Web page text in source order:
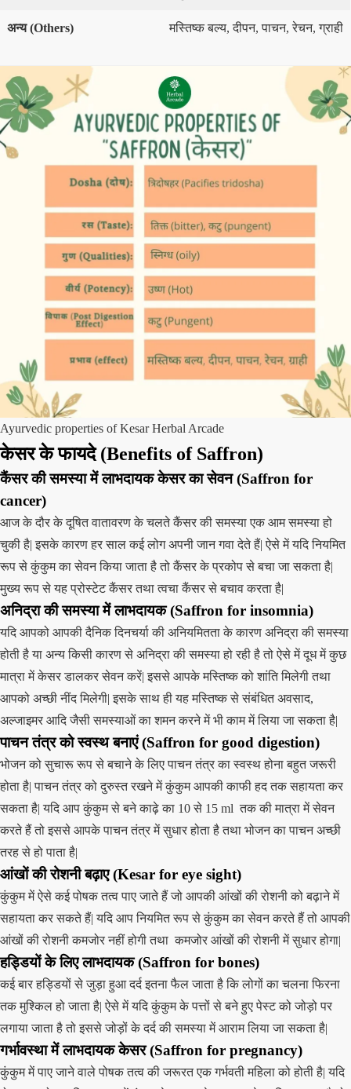
अन्य (Others) मस्तिष्क बल्य, दीपन, पाचन, रेचन, ग्राही
Ayurvedic properties of Kesar Herbal Arcade
केसर के फायदे (Benefits of Saffron)
कैंसर की समस्या में लाभदायक केसर का सेवन (Saffron for
cancer)
आज के दौर के दूषित वातावरण के चलते कैंसर की समस्या एक आम समस्या हो
चुकी है| इसके कारण हर साल कई लोग अपनी जान गवा देते हैं| ऐसे में यदि नियमित
रूप से कुंकुम का सेवन किया जाता है तो कैंसर के प्रकोप से बचा जा सकता है|
मुख्य रूप से यह प्रोस्टेट कैंसर तथा त्वचा कैंसर से बचाव करता है|
अनिद्रा की समस्या में लाभदायक (Saffron for insomnia)
यदि आपको आपकी दैनिक दिनचर्या की अनियमितता के कारण अनिद्रा की समस्या
होती है या अन्य किसी कारण से अनिद्रा की समस्या हो रही है तो ऐसे में दूध में कुछ
मात्रा में केसर डालकर सेवन करें| इससे आपके मस्तिष्क को शांति मिलेगी तथा
आपको अच्छी नींद मिलेगी| इसके साथ ही यह मस्तिष्क से संबंधित अवसाद,
अल्जाइमर आदि जैसी समस्याओं का शमन करने में भी काम में लिया जा सकता है|
पाचन तंत्र को स्वस्थ बनाएं (Saffron for good digestion)
भोजन को सुचारू रूप से बचाने के लिए पाचन तंत्र का स्वस्थ होना बहुत जरूरी
होता है| पाचन तंत्र को दुरुस्त रखने में कुंकुम आपकी काफी हद तक सहायता कर
सकता है| यदि आप कुंकुम से बने काढ़े का 10 से 15 ml तक की मात्रा में सेवन
करते हैं तो इससे आपके पाचन तंत्र में सुधार होता है तथा भोजन का पाचन अच्छी
तरह से हो पाता है|
आंखों की रोशनी बढ़ाए (Kesar for eye sight)
कुंकुम में ऐसे कई पोषक तत्व पाए जाते हैं जो आपकी आंखों की रोशनी को बढ़ाने में
सहायता कर सकते हैं| यदि आप नियमित रूप से कुंकुम का सेवन करते हैं तो आपकी
आंखों की रोशनी कमजोर नहीं होगी तथा कमजोर आंखों की रोशनी में सुधार होगा|
हड्डियों के लिए लाभदायक (Saffron for bones)
कई बार हड्डियों से जुड़ा हुआ दर्द इतना फैल जाता है कि लोगों का चलना फिरना
तक मुश्किल हो जाता है| ऐसे में यदि कुंकुम के पत्तों से बने हुए पेस्ट को जोड़ो पर
लगाया जाता है तो इससे जोड़ों के दर्द की समस्या में आराम लिया जा सकता है|
गर्भावस्था में लाभदायक केसर (Saffron for pregnancy)
कुंकुम में पाए जाने वाले पोषक तत्व की जरूरत एक गर्भवती महिला को होती है| यदि